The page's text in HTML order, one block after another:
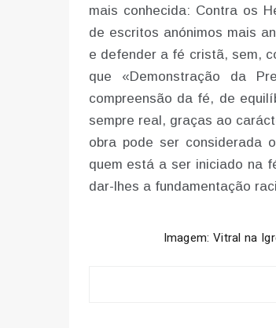
mais conhecida: Contra os
de escritos anónimos mais
e defender a fé cristã, sem,
que «Demonstração da
compreensão da fé, de
sempre real, graças ao
obra pode ser considerada
quem está a ser iniciado na
dar-lhes a fundamentação
Imagem: Vitral na